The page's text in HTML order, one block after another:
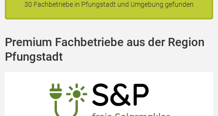
30 Fachbetriebe in Pfungstadt und Umgebung gefunden
Premium Fachbetriebe aus der Region
Pfungstadt